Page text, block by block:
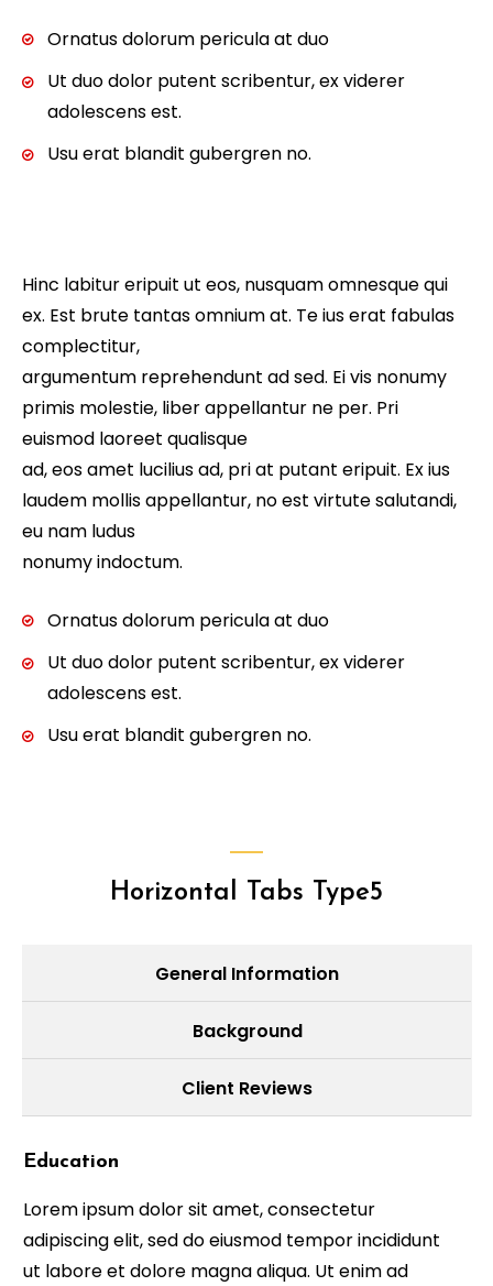
Ornatus dolorum pericula at duo
Ut duo dolor putent scribentur, ex viderer
adolescens est.
Usu erat blandit gubergren no.
Hinc labitur eripuit ut eos, nusquam omnesque qui
ex. Est brute tantas omnium at. Te ius erat fabulas
complectitur,
argumentum reprehendunt ad sed. Ei vis nonumy
primis molestie, liber appellantur ne per. Pri
euismod laoreet qualisque
ad, eos amet lucilius ad, pri at putant eripuit. Ex ius
laudem mollis appellantur, no est virtute salutandi,
eu nam ludus
nonumy indoctum.
Ornatus dolorum pericula at duo
Ut duo dolor putent scribentur, ex viderer
adolescens est.
Usu erat blandit gubergren no.
Horizontal Tabs Type5
General Information
Background
Client Reviews
Education
Lorem ipsum dolor sit amet, consectetur
adipiscing elit, sed do eiusmod tempor incididunt
ut labore et dolore magna aliqua. Ut enim ad